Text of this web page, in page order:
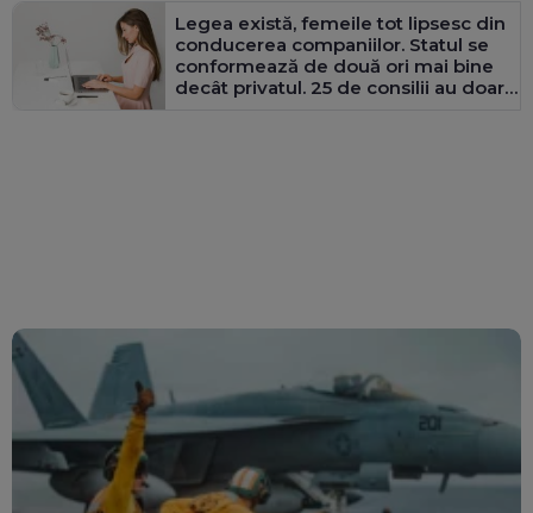
Legea există, femeile tot lipsesc din
conducerea companiilor. Statul se
conformează de două ori mai bine
decât privatul. 25 de consilii au doar